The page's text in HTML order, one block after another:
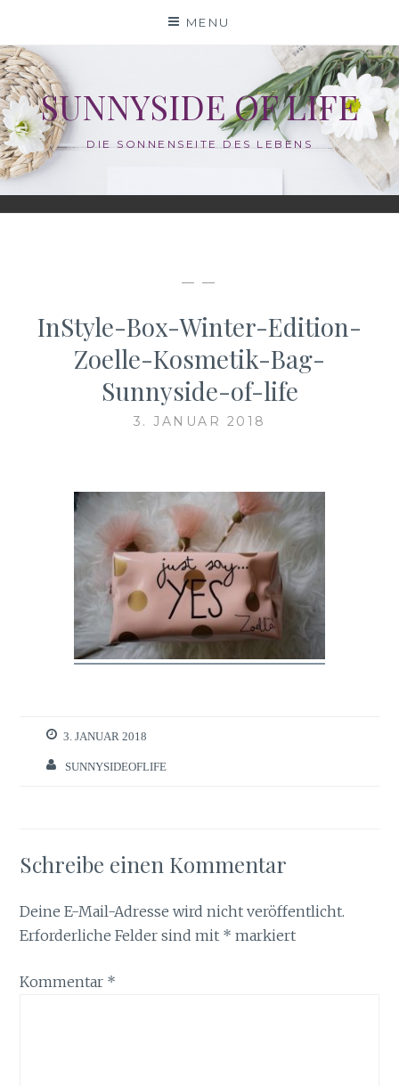
content
MENU
SUNNYSIDE OF LIFE
DIE SONNENSEITE DES LEBENS
— —
InStyle-Box-Winter-Edition-
Zoelle-Kosmetik-Bag-
Sunnyside-of-life
3. JANUAR 2018
3. JANUAR 2018
SUNNYSIDEOFLIFE
Schreibe einen Kommentar
Deine E-Mail-Adresse wird nicht veröffentlicht.
Erforderliche Felder sind mit * markiert
Kommentar *